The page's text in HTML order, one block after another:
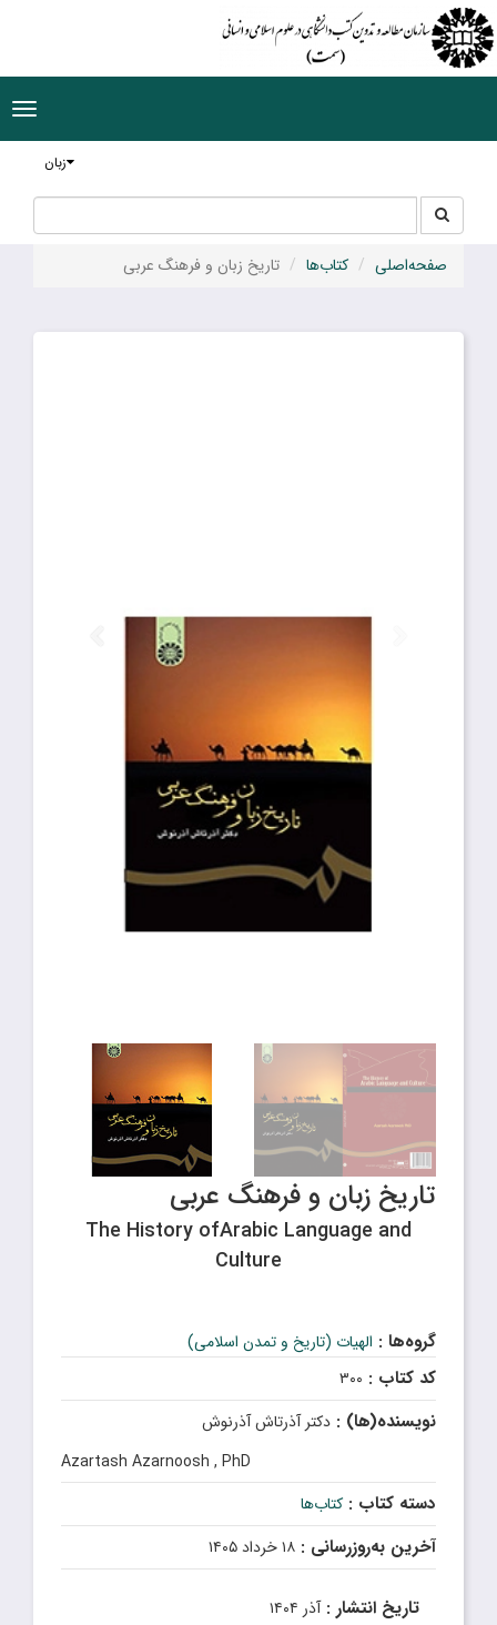
زبان
جستجو
در
سایت
صفحه‌اصلی کتاب‌ها تاریخ زبان و فرهنگ عربی
تاریخ زبان و فرهنگ عربی
The History ofArabic Language and
Culture
گروه‌ها : الهیات (تاریخ و تمدن اسلامی)
کد کتاب : ۳۰۰
نویسنده(ها) : دکتر آذرتاش آذرنوش
Azartash Azarnoosh , PhD
دسته کتاب : کتاب‌ها
آخرین به‌روزرسانی : ۱۸ خرداد ۱۴۰۵
تاریخ انتشار :آذر ۱۴۰۴